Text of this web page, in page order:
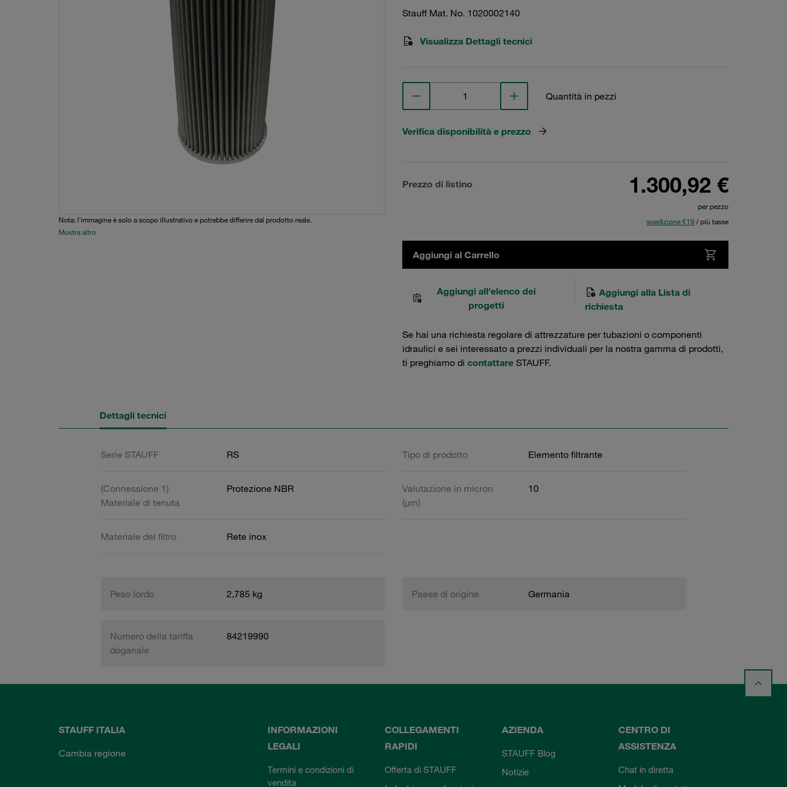
Nota: l'immagine è solo a scopo illustrativo e potrebbe differire dal prodotto reale.
Mostra altro
Stauff Mat. No. 1020002140
Visualizza Dettagli tecnici
Quantità in pezzi
Verifica disponibilità e prezzo
Prezzo di listino 1.300,92 €
per pezzo
spedizione €19 / più tasse
Aggiungi al Carrello
Aggiungi all'elenco dei
progetti
Aggiungi alla Lista di
richiesta
Se hai una richiesta regolare di attrezzature per tubazioni o componenti
idraulici e sei interessato a prezzi individuali per la nostra gamma di prodotti,
ti preghiamo di contattare STAUFF.
Dettagli tecnici
Serie STAUFF RS Tipo di prodotto Elemento filtrante
(Connessione 1)
Materiale di tenuta
Protezione NBR
Valutazione in micron
(µm)
10
Materiale del filtro Rete inox
Peso lordo 2,785 kg Paese di origine Germania
Numero della tariffa
doganale
84219990
STAUFF ITALIA
Cambia regione
INFORMAZIONI
LEGALI
Termini e condizioni di
vendita
COLLEGAMENTI
RAPIDI
Offerta di STAUFF
AZIENDA
STAUFF Blog
Notizie
CENTRO DI
ASSISTENZA
Chat in diretta